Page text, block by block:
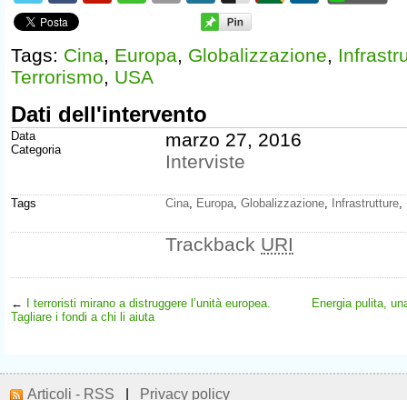
Tags: Cina, Europa, Globalizzazione,
Terrorismo, USA
Dati dell'intervento
Data
Categoria
marzo 27, 2016
Interviste
Tags Cina, Europa, Globalizzazione, Infrastrutture,
Trackback URI
←
I terroristi mirano a distruggere l’unità europea.
Tagliare i fondi a chi li aiuta
Energia pulita,
Articoli - RSS Privacy policy